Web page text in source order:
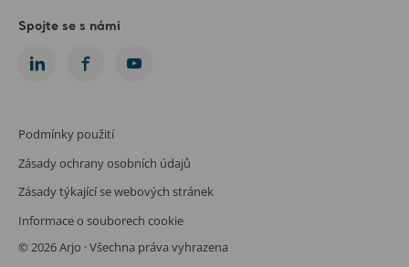
Spojte se s námi
Podmínky použití
Zásady ochrany osobních údajů
Zásady týkající se webových stránek
Informace o souborech cookie
© 2026 Arjo · Všechna práva vyhrazena